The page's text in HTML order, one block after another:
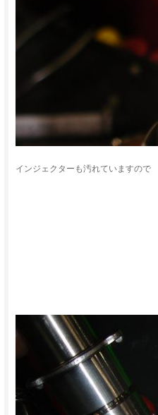
インジェクターも汚れていますので